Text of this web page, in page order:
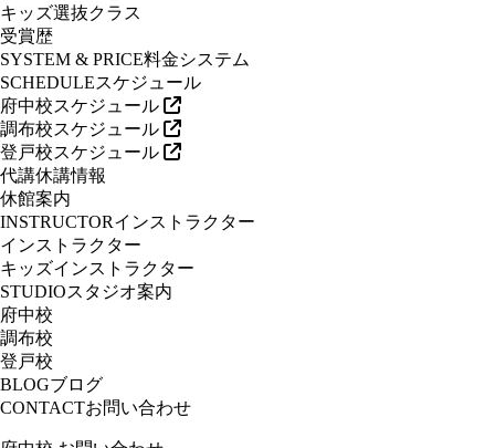
キッズ選抜クラス
受賞歴
SYSTEM & PRICE料金システム
SCHEDULEスケジュール
府中校スケジュール
調布校スケジュール
登戸校スケジュール
代講休講情報
休館案内
INSTRUCTORインストラクター
インストラクター
キッズインストラクター
STUDIOスタジオ案内
府中校
調布校
登戸校
BLOGブログ
CONTACTお問い合わせ